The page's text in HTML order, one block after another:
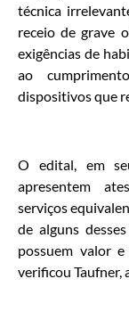
técnica
receio de grave
exigências de
ao
dispositivos que
O edital, em
apresentem
serviços
de alguns
possuem valor
verificou Taufner,